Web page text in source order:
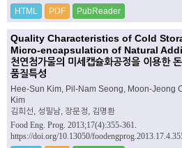
HTML PDF PubReader
Quality Characteristics of Cold
Micro-encapsulation of Natural
천연첨가물의 미세캡슐화공정을 이용한
품질특성
Hee-Sun Kim, Pil-Nam Seong, Moon-Jeong
Kim
김희선, 성필남, 장문정, 김명환
Food Eng. Prog. 2013;17(4):355-361.
https://doi.org/10.13050/